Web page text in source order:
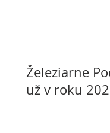
Železiarne
už v roku